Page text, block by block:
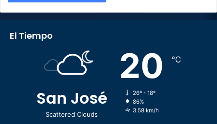
El Tiempo
San José
Scattered Clouds
20 ℃
26º - 18º
86%
3.58 km/h